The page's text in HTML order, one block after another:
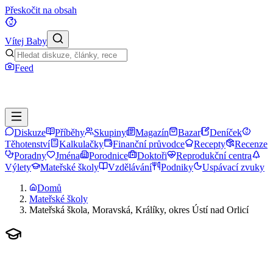
Přeskočit na obsah
Vítej Baby
Feed
Diskuze Příběhy Skupiny Magazín Bazar
Deníček
Těhotenství
Kalkulačky Finanční průvodce Recepty
Recenze
Poradny
Jména Porodnice Doktoři
Reprodukční centra
Výlety
Mateřské školy Vzdělávání Podniky
Uspávací zvuky
Domů
Mateřské školy
Mateřská škola, Moravská, Králíky, okres Ústí nad Orlicí